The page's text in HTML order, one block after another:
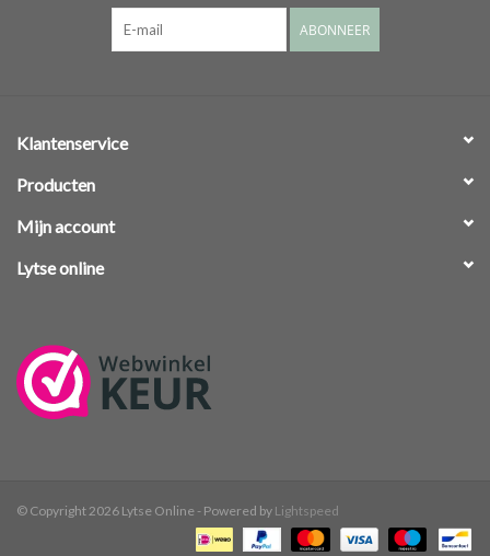
ABONNEER
Klantenservice
Producten
Mijn account
Lytse online
© Copyright 2026 Lytse Online - Powered by Lightspeed